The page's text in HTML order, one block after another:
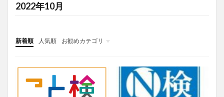
2022年10月
新着順 人気順
お勧めカテゴリ
投稿
学び
マンガ
電子書籍